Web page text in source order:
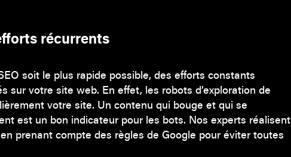
récurrents
soit le plus rapide possible, des efforts constants
sur votre site web. En effet, les robots d’exploration de
votre site. Un contenu qui bouge et qui se
est un bon indicateur pour les bots. Nos experts réalisent
prenant compte des règles de Google pour éviter toutes